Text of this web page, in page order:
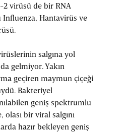
2 virüsü de bir RNA
Hantavirüs ve
salgına yol
gelmiyor. Yakın
geçiren maymun çiçeği
Bakteriyel
geniş spektrumlu
bir viral salgını
hazır bekleyen geniş